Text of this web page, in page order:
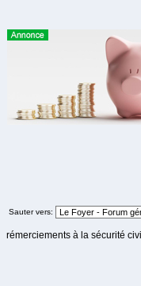
Sauter vers:
rémerciements à la sécurité